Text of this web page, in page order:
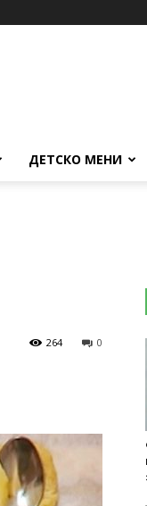
ДЕТСКО МЕНИ
0
264